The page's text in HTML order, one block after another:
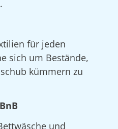
für jeden
sich um Bestände,
kümmern zu
und